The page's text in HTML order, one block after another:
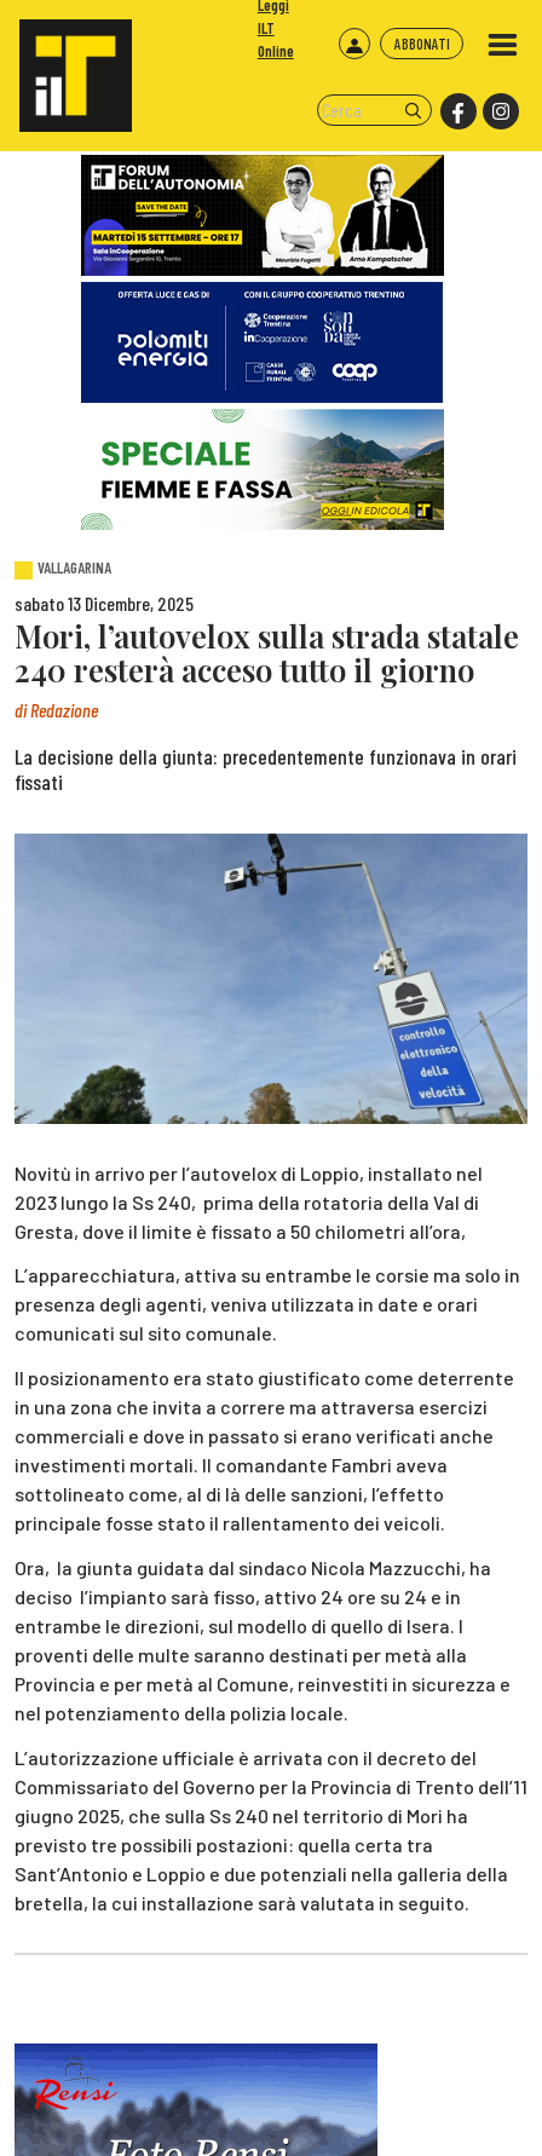
ABBONATI
Leggi
ILT
Online
VALLAGARINA
sabato 13 Dicembre, 2025
Mori, l’autovelox sulla strada statale
240 resterà acceso tutto il giorno
diRedazione
La decisione della giunta: precedentemente funzionava in orari
fissati
Novitù in arrivo per l’autovelox di Loppio, installato nel
2023 lungo la Ss 240, prima della rotatoria della Val di
Gresta, dove il limite è fissato a 50 chilometri all’ora,
L’apparecchiatura, attiva su entrambe le corsie ma solo in
presenza degli agenti, veniva utilizzata in date e orari
comunicati sul sito comunale.
Il posizionamento era stato giustificato come deterrente
in una zona che invita a correre ma attraversa esercizi
commerciali e dove in passato si erano verificati anche
investimenti mortali. Il comandante Fambri aveva
sottolineato come, al di là delle sanzioni, l’effetto
principale fosse stato il rallentamento dei veicoli.
Ora, la giunta guidata dal sindaco Nicola Mazzucchi, ha
deciso l’impianto sarà fisso, attivo 24 ore su 24 e in
entrambe le direzioni, sul modello di quello di Isera. I
proventi delle multe saranno destinati per metà alla
Provincia e per metà al Comune, reinvestiti in sicurezza e
nel potenziamento della polizia locale.
L’autorizzazione ufficiale è arrivata con il decreto del
Commissariato del Governo per la Provincia di Trento dell’11
giugno 2025, che sulla Ss 240 nel territorio di Mori ha
previsto tre possibili postazioni: quella certa tra
Sant’Antonio e Loppio e due potenziali nella galleria della
bretella, la cui installazione sarà valutata in seguito.